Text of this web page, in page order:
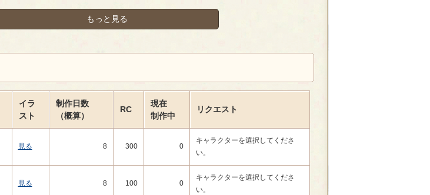
もっと見る
イラ
スト
制作日数
（概算）
RC
現在
制作中
リクエスト
見る 8 300 0
キャラクターを選択してくださ
い。
見る 8 100 0
キャラクターを選択してくださ
い。